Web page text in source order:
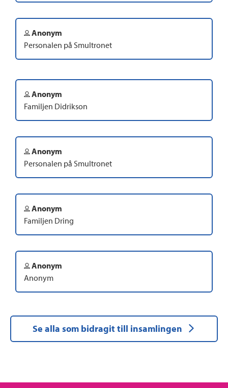
Anonym
Personalen på Smultronet
Anonym
Familjen Didrikson
Anonym
Personalen på Smultronet
Anonym
Familjen Dring
Anonym
Anonym
Se alla som bidragit till insamlingen